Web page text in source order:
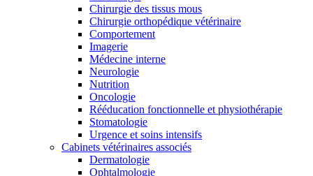
Chirurgie des tissus mous
Chirurgie orthopédique vétérinaire
Comportement
Imagerie
Médecine interne
Neurologie
Nutrition
Oncologie
Rééducation fonctionnelle et physiothérapie
Stomatologie
Urgence et soins intensifs
Cabinets vétérinaires associés
Dermatologie
Ophtalmologie